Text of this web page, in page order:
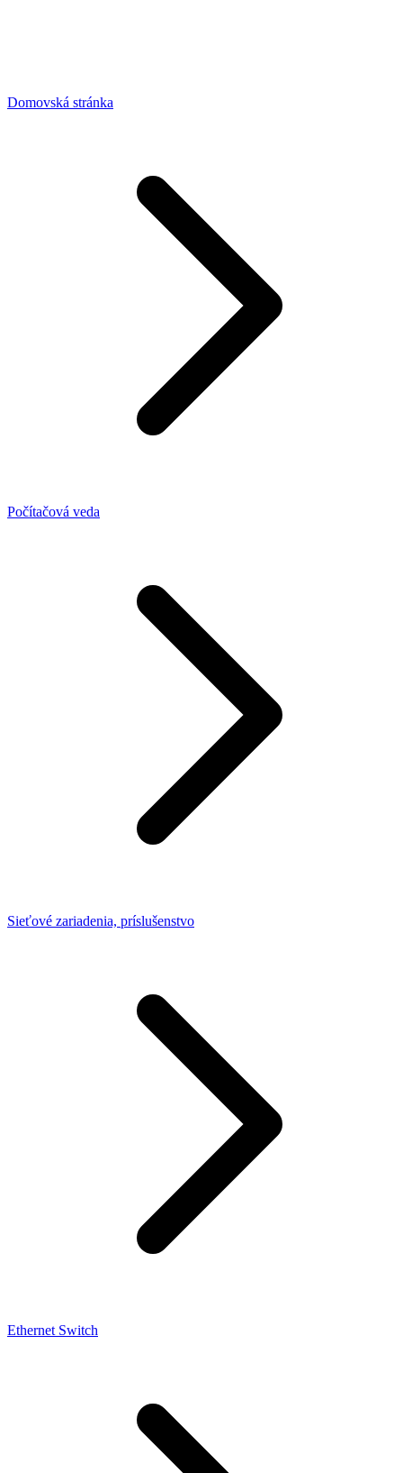
Domovská stránka
Počítačová veda
Sieťové zariadenia, príslušenstvo
Ethernet Switch